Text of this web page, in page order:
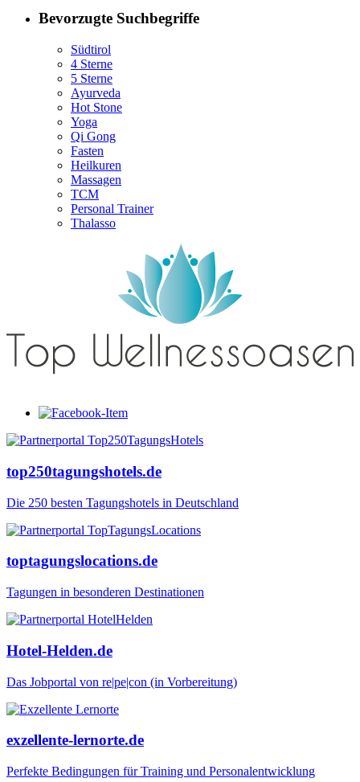
Bevorzugte Suchbegriffe
Südtirol
4 Sterne
5 Sterne
Ayurveda
Hot Stone
Yoga
Qi Gong
Fasten
Heilkuren
Massagen
TCM
Personal Trainer
Thalasso
top250tagungshotels.de
Die 250 besten Tagungshotels in Deutschland
toptagungslocations.de
Tagungen in besonderen Destinationen
Hotel-Helden.de
Das Jobportal von re|pe|con (in Vorbereitung)
exzellente-lernorte.de
Perfekte Bedingungen für Training und Personalentwicklung